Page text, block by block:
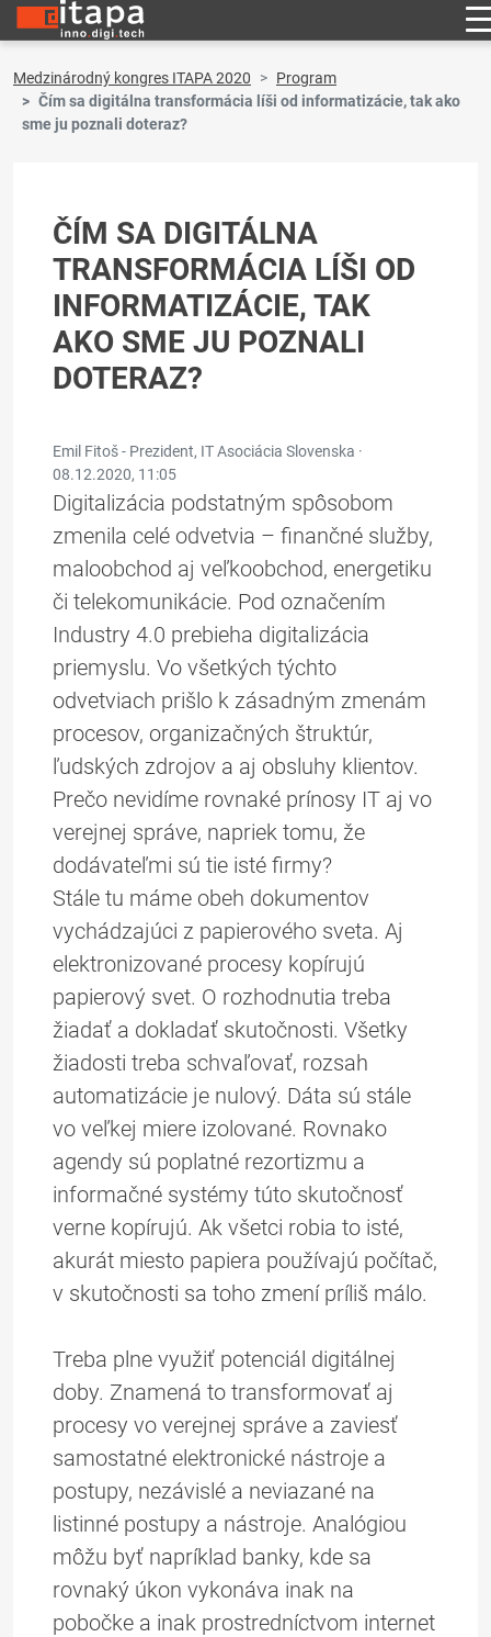
Medzinárodný kongres ITAPA 2020
Program
Čím sa digitálna transformácia líši od informatizácie, tak ako
sme ju poznali doteraz?
ČÍM SA DIGITÁLNA
TRANSFORMÁCIA LÍŠI OD
INFORMATIZÁCIE, TAK
AKO SME JU POZNALI
DOTERAZ?
Emil Fitoš - Prezident, IT Asociácia Slovenska ·
08.12.2020, 11:05
Digitalizácia podstatným spôsobom
zmenila celé odvetvia – finančné služby,
maloobchod aj veľkoobchod, energetiku
či telekomunikácie. Pod označením
Industry 4.0 prebieha digitalizácia
priemyslu. Vo všetkých týchto
odvetviach prišlo k zásadným zmenám
procesov, organizačných štruktúr,
ľudských zdrojov a aj obsluhy klientov.
Prečo nevidíme rovnaké prínosy IT aj vo
verejnej správe, napriek tomu, že
dodávateľmi sú tie isté firmy?
Stále tu máme obeh dokumentov
vychádzajúci z papierového sveta. Aj
elektronizované procesy kopírujú
papierový svet. O rozhodnutia treba
žiadať a dokladať skutočnosti. Všetky
žiadosti treba schvaľovať, rozsah
automatizácie je nulový. Dáta sú stále
vo veľkej miere izolované. Rovnako
agendy sú poplatné rezortizmu a
informačné systémy túto skutočnosť
verne kopírujú. Ak všetci robia to isté,
akurát miesto papiera používajú počítač,
v skutočnosti sa toho zmení príliš málo.
Treba plne využiť potenciál digitálnej
doby. Znamená to transformovať aj
procesy vo verejnej správe a zaviesť
samostatné elektronické nástroje a
postupy, nezávislé a neviazané na
listinné postupy a nástroje. Analógiou
môžu byť napríklad banky, kde sa
rovnaký úkon vykonáva inak na
pobočke a inak prostredníctvom internet